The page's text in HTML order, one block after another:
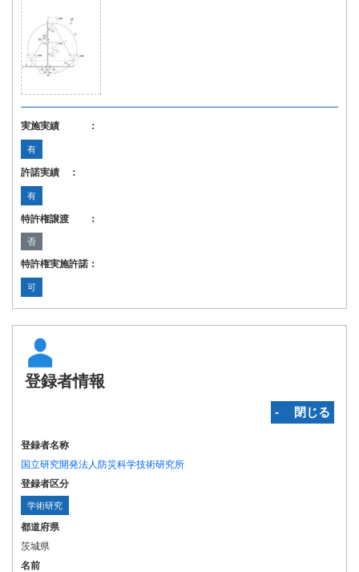
実施実績 ：
有
許諾実績 ：
有
特許権譲渡 ：
否
特許権実施許諾：
可
登録者情報
‐ 閉じる
登録者名称
国立研究開発法人防災科学技術研究所
登録者区分
学術研究
都道府県
茨城県
名前